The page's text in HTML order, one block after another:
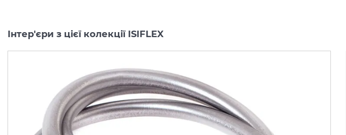
Інтер'єри з цієї колекції ISIFLEX